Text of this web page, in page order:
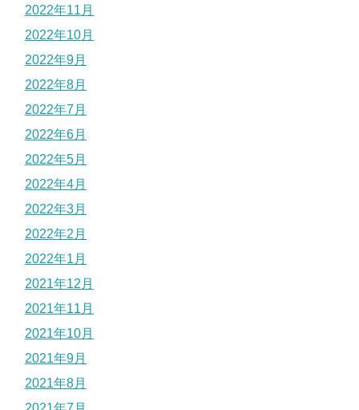
2022年11月
2022年10月
2022年9月
2022年8月
2022年7月
2022年6月
2022年5月
2022年4月
2022年3月
2022年2月
2022年1月
2021年12月
2021年11月
2021年10月
2021年9月
2021年8月